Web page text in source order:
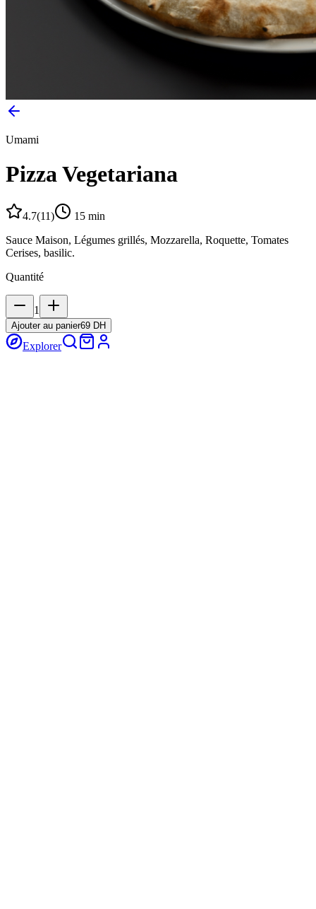
Umami
Pizza Vegetariana
4.7(11) 15 min
Sauce Maison, Légumes grillés, Mozzarella, Roquette, Tomates
Cerises, basilic.
Quantité
1
Ajouter au panier69 DH
Explorer